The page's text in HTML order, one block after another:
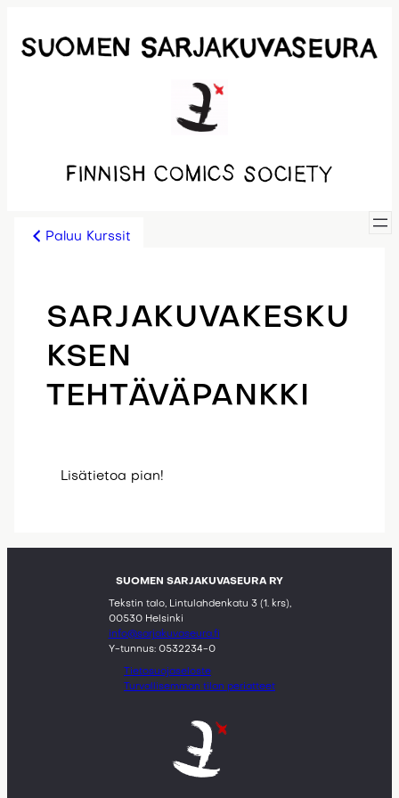
sisältöön
Paluu Kurssit
SARJAKUVAKESKU
KSEN
TEHTÄVÄPANKKI
Lisätietoa pian!
SUOMEN SARJAKUVASEURA RY
Tekstin talo, Lintulahdenkatu 3 (1. krs),
00530 Helsinki
info@sarjakuvaseura.fi
Y-tunnus: 0532234-0
Tietosuojaseloste
Turvallisemman tilan periatteet